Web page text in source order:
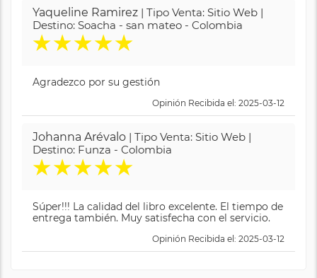
Yaqueline Ramirez | Tipo Venta: Sitio Web |
Destino: Soacha - san mateo - Colombia
★★★★★
Agradezco por su gestión
Opinión Recibida el: 2025-03-12
Johanna Arévalo | Tipo Venta: Sitio Web |
Destino: Funza - Colombia
★★★★★
Súper!!! La calidad del libro excelente. El tiempo de
entrega también. Muy satisfecha con el servicio.
Opinión Recibida el: 2025-03-12